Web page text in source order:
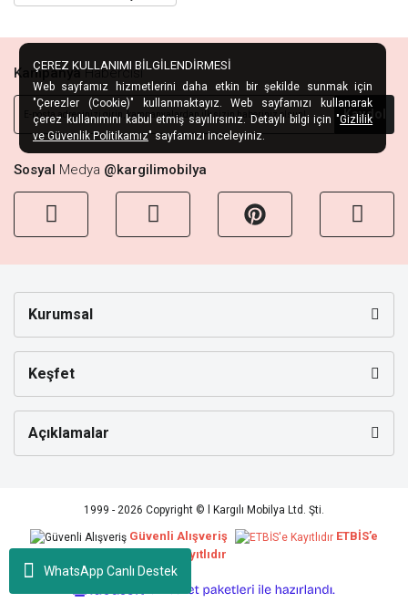
WhatsApp Canlı Destek
KampanyaHabercisi
Kaydol
Sosyal Medya @kargilimobilya
Kurumsal
Keşfet
Açıklamalar
1999 - 2026 Copyright © l Kargılı Mobilya Ltd. Şti.
Güvenli Alışveriş
ETBİS’e
Kayıtlıdır
ÇEREZ KULLANIMI BİLGİLENDİRMESİ
Web sayfamız hizmetlerini daha etkin bir şekilde sunmak için
"Çerezler (Cookie)" kullanmaktayız. Web sayfamızı kullanarak
çerez kullanımını kabul etmiş sayılırsınız. Detaylı bilgi için "Gizlilik
ve Güvenlik Politikamız" sayfamızı inceleyiniz.
e-